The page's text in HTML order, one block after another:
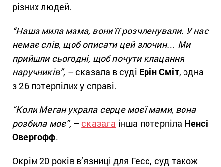
різних людей.
“Наша мила мама, вони її розчленували. У нас
немає слів, щоб описати цей злочин… Ми
прийшли сьогодні, щоб почути клацання
наручників”, – сказала в суді Ерін Сміт, одна
з 26 потерпілих у справі.
“Коли Меган украла серце моєї мами, вона
розбила моє”, – сказала інша потерпіла Ненсі
Овергофф.
Окрім 20 років в’язниці для Гесс, суд також